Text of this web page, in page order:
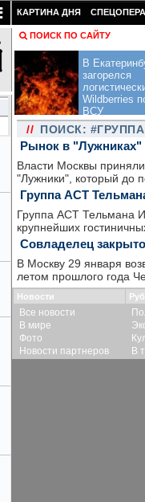
КАРТИНА ДНЯ
ПОИСК ПО САЙТУ
В
загорелся
Wildberries
ВСУ
// ПОИСК:
Рынок в "Лужниках"
Власти Москвы
"Лужники", который до
Группа АСТ
Группа АСТ Тельмана
крупнейших
Совладелец
В Москву 29 января
летом прошлого года
Новости
Все новости
В мире
Фото
Новости партнеров
В